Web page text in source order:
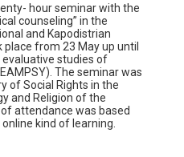
hour seminar with the
counseling” in the
and Kapodistrian
from 23 May up until
studies of
The seminar was
of Social Rights in the
and Religion of the
attendance was based
kind of learning.